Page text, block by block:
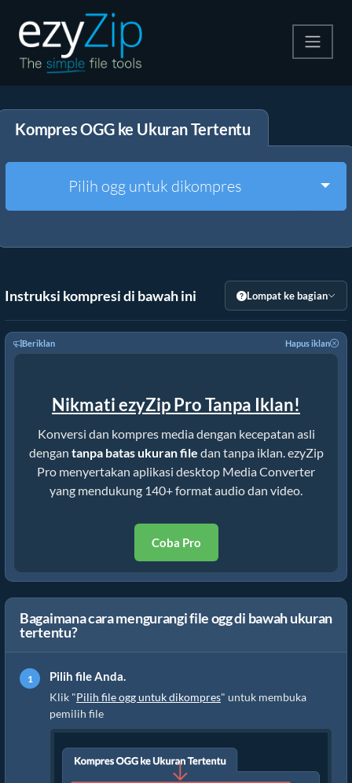
Ekstrak
Alat Lainnya
Kompres OGG ke Ukuran Tertentu
Pilih ogg untuk dikompres
Instruksi kompresi di bawah ini Lompat ke bagian
Beriklan Hapus iklan
Nikmati ezyZip Pro Tanpa Iklan!
Konversi dan kompres media dengan kecepatan asli
dengan tanpa batas ukuran file dan tanpa iklan. ezyZip
Pro menyertakan aplikasi desktop Media Converter
yang mendukung 140+ format audio dan video.
Coba Pro
Bagaimana cara mengurangi file ogg di bawah ukuran
tertentu?
Pilih file Anda.
Klik "Pilih file ogg untuk dikompres" untuk membuka
pemilih file